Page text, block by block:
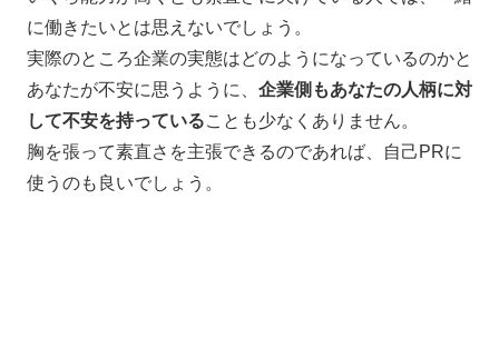
に働きたいとは思えないでしょう。
実際のところ企業の実態はどのようになっているのかと
あなたが不安に思うように、 企業側もあなたの人柄に対
して不安を持っていることも少なくありません。
胸を張って素直さを主張できるのであれば、自己PRに
使うのも良いでしょう。